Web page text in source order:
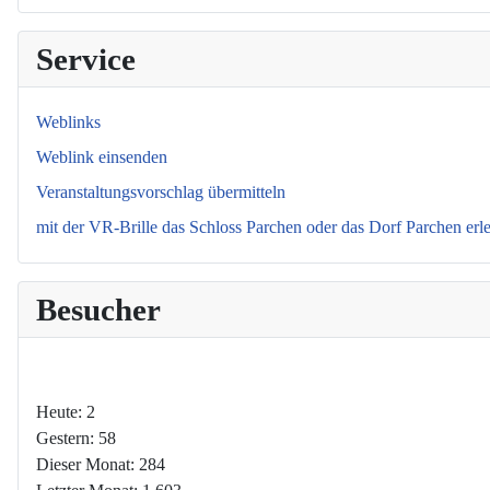
Service
Weblinks
Weblink einsenden
Veranstaltungsvorschlag übermitteln
mit der VR-Brille das Schloss Parchen oder das Dorf Parchen
Besucher
Heute: 2
Gestern: 58
Dieser Monat: 284